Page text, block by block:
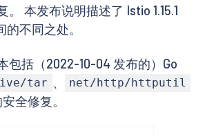
。 本发布说明描述了 Istio 1.15.1
的不同之处。
包括（2022-10-04 发布的）Go
tar 、 net/http/httputil
全修复。